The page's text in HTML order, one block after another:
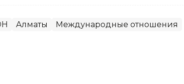
Алматы
Международные отношения